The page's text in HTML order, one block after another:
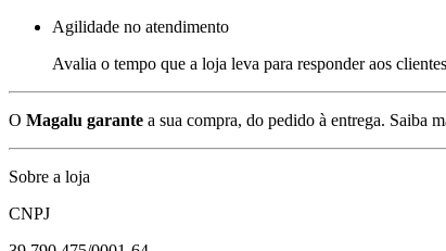
Agilidade no atendimento
Avalia o tempo que a loja leva para responder aos
O Magalu garante a sua compra, do pedido à entrega. Saiba
Sobre a loja
CNPJ